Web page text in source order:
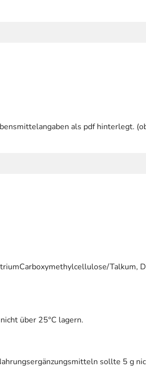
als pdf hinterlegt.
Talkum,
über 25°C lagern.
sollte 5 g